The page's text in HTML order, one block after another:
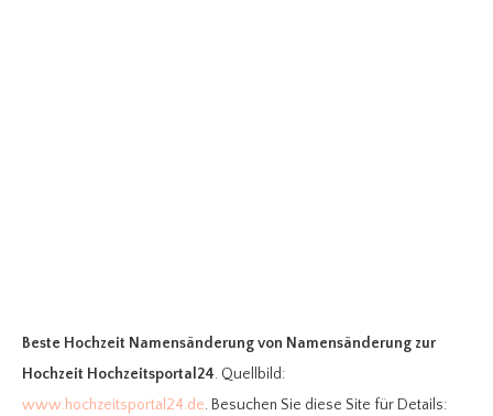
Beste Hochzeit Namensänderungvon Namensänderung zur
Hochzeit Hochzeitsportal24. Quellbild:
www.hochzeitsportal24.de. Besuchen Sie diese Site für Details: